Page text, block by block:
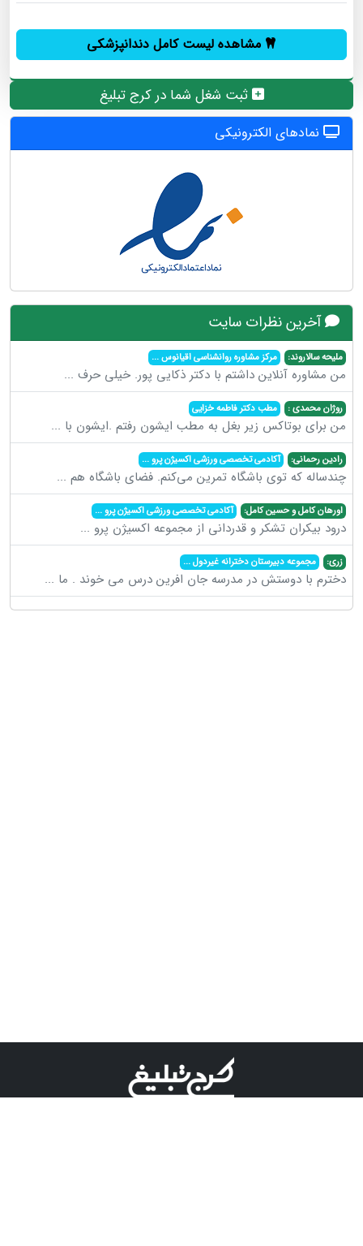
مشاهده لیست کامل دندانپزشکی
ثبت شغل شما در کرج تبلیغ
نمادهای الکترونیکی
آخرین نظرات سایت
ملیحه سالاروند: مرکز مشاوره روانشناسی اقیانوس...
من مشاوره آنلاین داشتم با دکتر ذکایی پور. خیلی حرف ...
روژان محمدی : مطب دکتر فاطمه خزایی
من برای بوتاکس زیر بغل به مطب ایشون رفتم .ایشون با ...
رادین رحمانی: آکادمی تخصصی ورزشی اکسیژن پرو...
چندساله که توی باشگاه تمرین می‌کنم. فضای باشگاه هم ...
اورهان کامل و حسین کامل: آکادمی تخصصی ورزشی اکسیژن پرو...
درود بیکران تشکر و قدردانی از مجموعه اکسیژن پرو ...
زری: مجموعه دبیرستان دخترانه غیردول...
دخترم با دوستش در مدرسه جان افرین درس می خوند . ما ...